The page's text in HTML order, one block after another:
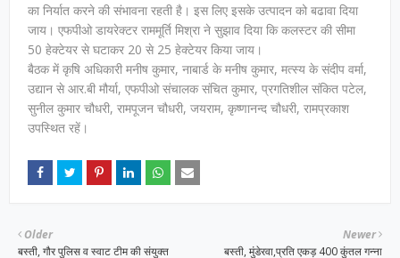
का निर्यात करने की संभावना रहती है। इस लिए इसके उत्पादन को बढावा दिया
जाय। एफपीओ डायरेक्टर राममूर्ति मिश्रा ने सुझाव दिया कि कलस्टर की सीमा
50 हेक्टेयर से घटाकर 20 से 25 हेक्टेयर किया जाय।
बैठक में कृषि अधिकारी मनीष कुमार, नाबार्ड के मनीष कुमार, मत्स्य के संदीप वर्मा,
उद्यान से आर.बी मौर्या, एफपीओ संचालक संचित कुमार, प्रगतिशील संकित पटेल,
सुनील कुमार चौधरी, रामपूजन चौधरी, जयराम, कृष्णानन्द चौधरी, रामप्रकाश
उपस्थित रहें।
Newer
बस्ती, मुंडेरवा,प्रति एकड़ 400 कुंतल गन्ना
Older
बस्ती, गौर पुलिस व स्वाट टीम की संयुक्त